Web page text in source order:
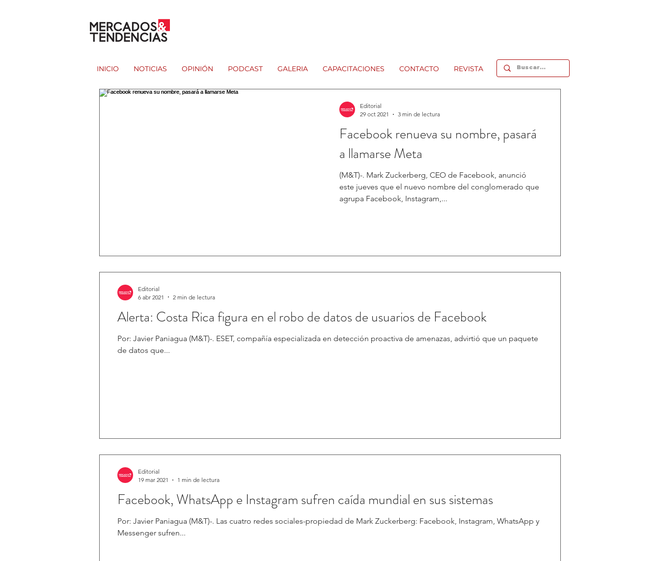
INICIO NOTICIAS OPINIÓN PODCAST GALERIA CAPACITACIONES CONTACTO REVISTA
Facebook renueva su nombre, pasará
a llamarse Meta
(M&T)-. Mark Zuckerberg, CEO de Facebook, anunció
este jueves que el nuevo nombre del conglomerado que
agrupa Facebook, Instagram,...
Editorial
29 oct 2021
3 min de lectura
Alerta: Costa Rica figura en el robo de datos de usuarios de Facebook
Por: Javier Paniagua (M&T)-. ESET, compañía especializada en detección proactiva de amenazas, advirtió que un paquete
de datos que...
Editorial
6 abr 2021
2 min de lectura
Facebook, WhatsApp e Instagram sufren caída mundial en sus sistemas
Por: Javier Paniagua (M&T)-. Las cuatro redes sociales-propiedad de Mark Zuckerberg: Facebook, Instagram, WhatsApp y
Messenger sufren...
Editorial
19 mar 2021
1 min de lectura